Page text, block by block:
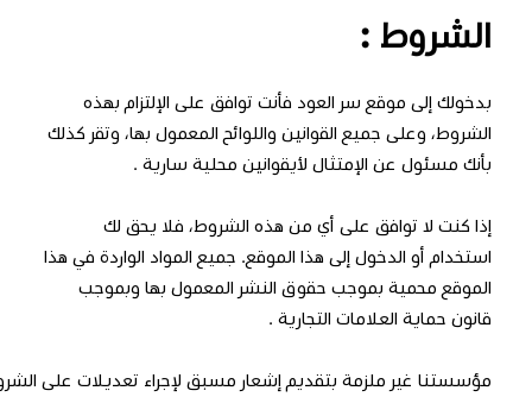
الشروط :
بدخولك إلى موقع سر العود فأنت توافق على الإلتزام بهذه
الشروط، وعلى جميع القوانين واللوائح المعمول بها، وتقر كذلك
بأنك مسئول عن الإمتثال لأيقوانين محلية سارية .
إذا كنت لا توافق على أي من هذه الشروط، فلا يحق لك
استخدام أو الدخول إلى هذا الموقع. جميع المواد الواردة في هذا
الموقع محمية بموجب حقوق النشر المعمول بها وبموجب
قانون حماية العلامات التجارية .
مؤسستنا غير ملزمة بتقديم إشعار مسبق لإجراء تعديلات على